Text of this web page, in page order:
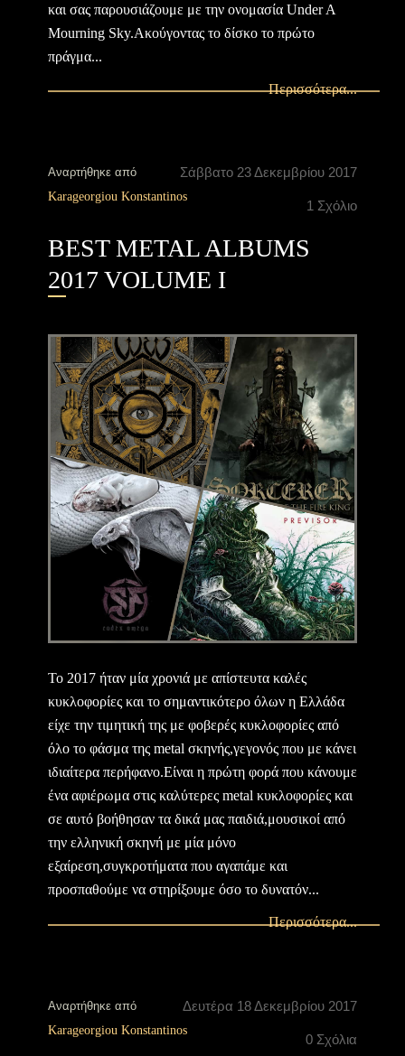
και σας παρουσιάζουμε με την ονομασία Under A
Mourning Sky.Ακούγοντας το δίσκο το πρώτο
πράγμα...
Περισσότερα...
Σάββατο 23 Δεκεμβρίου 2017
1 Σχόλιο
Αναρτήθηκε από
Karageorgiou Konstantinos
BEST METAL ALBUMS
2017 VOLUME I
Το 2017 ήταν μία χρονιά με απίστευτα καλές
κυκλοφορίες και το σημαντικότερο όλων η Ελλάδα
είχε την τιμητική της με φοβερές κυκλοφορίες από
όλο το φάσμα της metal σκηνής,γεγονός που με κάνει
ιδιαίτερα περήφανο.Είναι η πρώτη φορά που κάνουμε
ένα αφιέρωμα στις καλύτερες metal κυκλοφορίες και
σε αυτό βοήθησαν τα δικά μας παιδιά,μουσικοί από
την ελληνική σκηνή με μία μόνο
εξαίρεση,συγκροτήματα που αγαπάμε και
προσπαθούμε να στηρίξουμε όσο το δυνατόν...
Περισσότερα...
Δευτέρα 18 Δεκεμβρίου 2017
0 Σχόλια
Αναρτήθηκε από
Karageorgiou Konstantinos